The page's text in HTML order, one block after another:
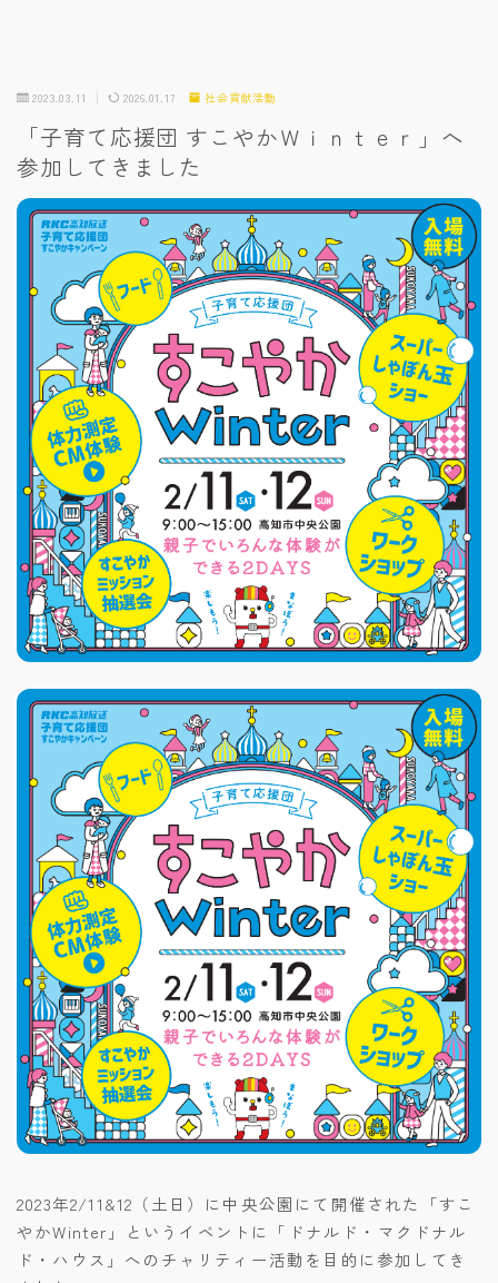
2023.03.11 2026.01.17 社会貢献活動
「子育て応援団 すこやかＷｉｎｔｅｒ」へ
参加してきました
2023年2/11&12（土日）に中央公園にて開催された「すこ
やかWinter」というイベントに「ドナルド・マクドナル
ド・ハウス」へのチャリティー活動を目的に参加してき